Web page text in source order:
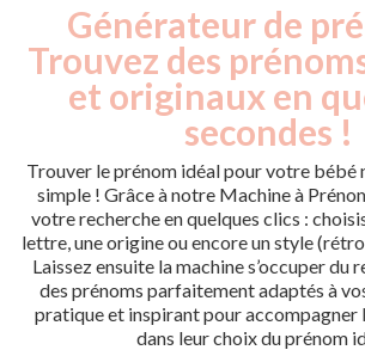
Générateur de
Trouvez des
et originaux en
secondes !
Trouver le prénom idéal pour votre bébé
simple ! Grâce à notre Machine à
votre recherche en quelques clics :
lettre, une origine ou encore un style
Laissez ensuite la machine s’occuper du
des prénoms parfaitement adaptés à
pratique et inspirant pour accompagner
dans leur choix du prénom